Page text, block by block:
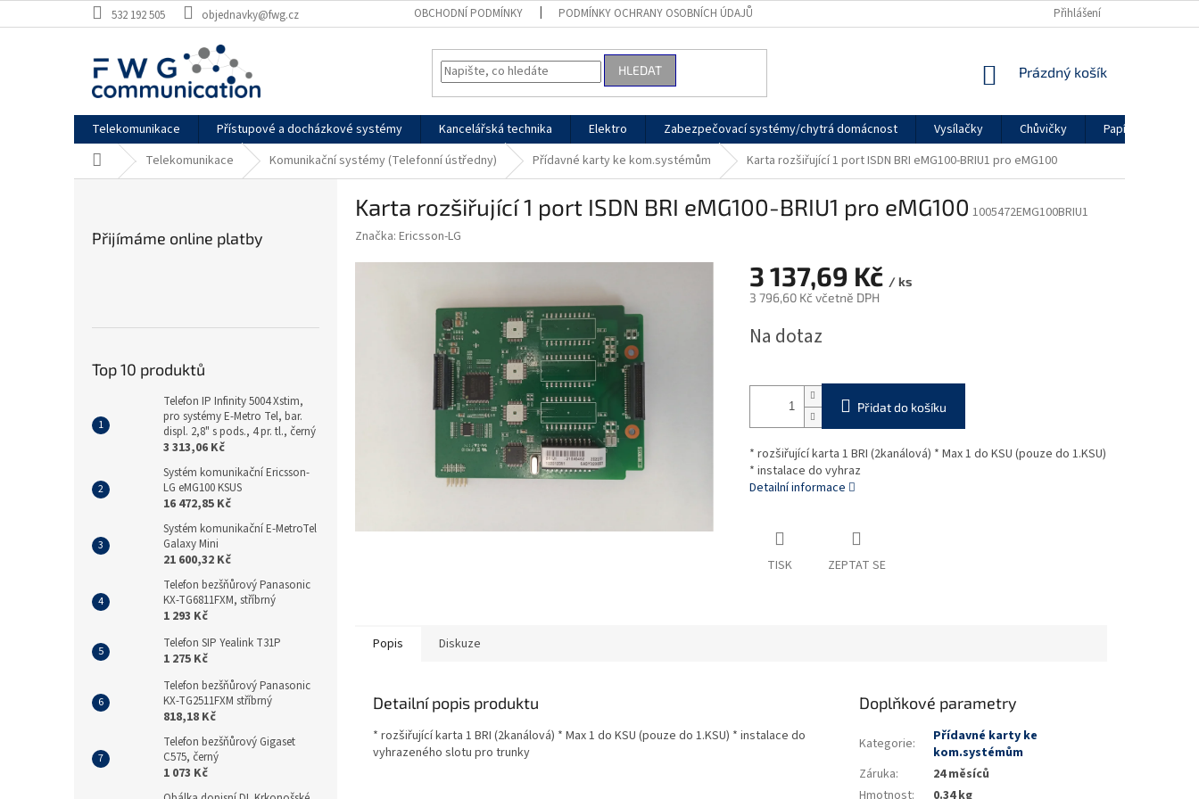
na
532 192 505 objednavky@fwg.cz OBCHODNÍ PODMÍNKY PODMÍNKY OCHRANY OSOBNÍCH ÚDAJŮ Přihlášení
HLEDAT
NÁKUPNÍ
Prázdný košík
Telekomunikace Přístupové a docházkové systémy Kancelářská technika Elektro Zabezpečovací systémy/chytrá domácnost Vysílačky Chůvičky
Papírenské zboží
Domů Telekomunikace Komunikační systémy (Telefonní ústředny) Přídavné karty ke kom.systémům Karta rozšiřující 1 port ISDN BRI eMG100-BRIU1 pro eMG100
Přijímáme online platby
Top 10 produktů
Telefon IP Infinity 5004 Xstim,
pro systémy E-Metro Tel, bar.
displ. 2,8" s pods., 4 pr. tl., černý
3 313,06 Kč
Systém komunikační Ericsson-
LG eMG100 KSUS
16 472,85 Kč
Systém komunikační E-MetroTel
Galaxy Mini
21 600,32 Kč
Telefon bezšňůrový Panasonic
KX-TG6811FXM, stříbrný
1 293 Kč
Telefon SIP Yealink T31P
1 275 Kč
Telefon bezšňůrový Panasonic
KX-TG2511FXM stříbrný
818,18 Kč
Telefon bezšňůrový Gigaset
C575, černý
1 073 Kč
Karta rozšiřující 1 port ISDN BRI eMG100-BRIU1 pro eMG100 1005472EMG100BRIU1
Značka: Ericsson-LG
3 137,69 Kč / ks
3 796,60 Kč včetně DPH
cena:
Na dotaz
Přidat do košíku
* rozšiřující karta 1 BRI (2kanálová) * Max 1 do KSU (pouze do 1.KSU)
* instalace do vyhraz
Detailní informace
TISK ZEPTAT SE
Popis Diskuze
Detailní popis produktu
* rozšiřující karta 1 BRI (2kanálová) * Max 1 do KSU (pouze do 1.KSU) * instalace do
vyhrazeného slotu pro trunky
Doplňkové parametry
Kategorie:
Přídavné karty ke
kom.systémům
Záruka:
24 měsíců